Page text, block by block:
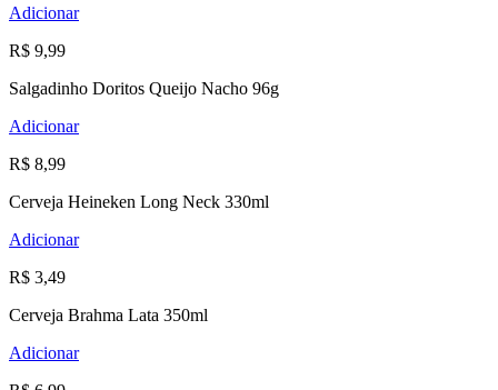
Adicionar
R$ 9,99
Salgadinho Doritos Queijo Nacho 96g
Adicionar
R$ 8,99
Cerveja Heineken Long Neck 330ml
Adicionar
R$ 3,49
Cerveja Brahma Lata 350ml
Adicionar